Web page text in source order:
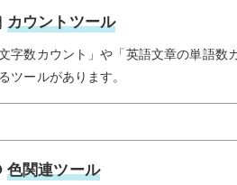
カウントツール
文字数カウント」や「英語文章の単語数
ツールがあります。
色関連ツール